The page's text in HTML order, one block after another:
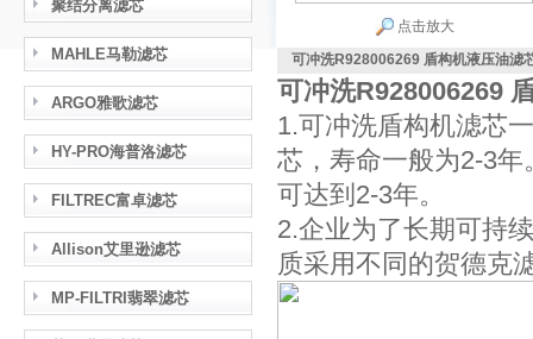
聚结分离滤芯
MAHLE马勒滤芯
ARGO雅歌滤芯
HY-PRO海普洛滤芯
FILTREC富卓滤芯
Allison艾里逊滤芯
MP-FILTRI翡翠滤芯
点击放大
可冲洗R928006269 盾构机液压油滤
可冲洗R928006269
1.可冲洗盾构机滤芯
芯，寿命一般为2-3
可达到2-3年。
2.企业为了长期可持
质采用不同的贺德克